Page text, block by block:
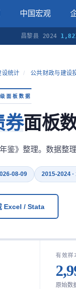
中国宏观
昌黎县 2024 1,821.00
设统计 / 公共财政与建设
面板数据
券面板
鉴》整理。数据整
08-09 2015-2024 ·
Excel / Stata
有效样
原始数